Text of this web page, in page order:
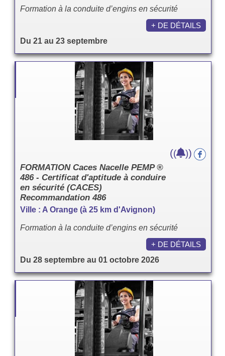
Formation à la conduite d’engins en sécurité
Du 21 au 23 septembre
+ DE DÉTAILS
FORMATION Caces Nacelle PEMP ®
486 - Certificat d'aptitude à conduire
en sécurité (CACES)
Recommandation 486
Ville : A Orange (à 25 km d'Avignon)
Formation à la conduite d’engins en sécurité
Du 28 septembre au 01 octobre 2026
(( ))
+ DE DÉTAILS